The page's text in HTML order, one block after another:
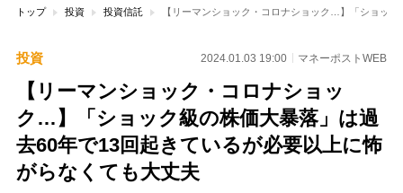
トップ 投資 投資信託 【リーマンショック・コロナショック…】「ショッ
投資 2024.01.03 19:00 マネーポストWEB
【リーマンショック・コロナショッ
ク…】「ショック級の株価大暴落」は過
去60年で13回起きているが必要以上に怖
がらなくても大丈夫